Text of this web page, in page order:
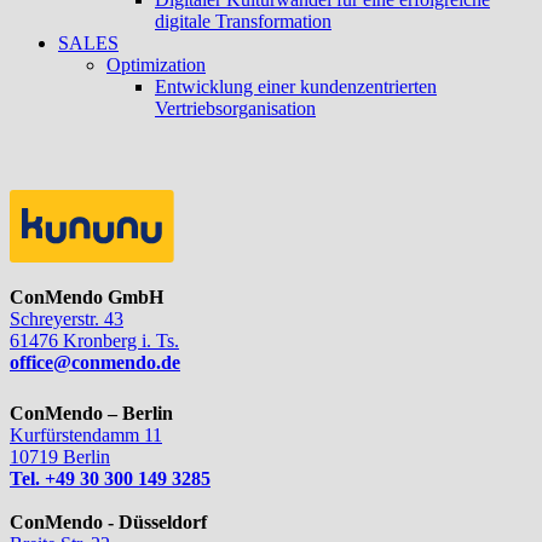
digitale Transformation
SALES
Optimization
Entwicklung einer kundenzentrierten
Vertriebsorganisation
ConMendo GmbH
Schreyerstr. 43
61476 Kronberg i. Ts.
office@conmendo.de
ConMendo – Berlin
Kurfürstendamm 11
10719 Berlin
Tel. +49 30 300 149 3285
ConMendo - Düsseldorf